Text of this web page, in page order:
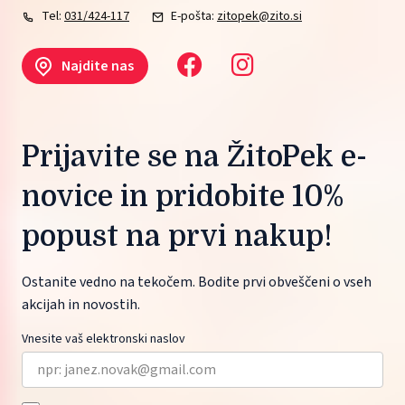
Tel: 031/424-117 E-pošta: zitopek@zito.si
Najdite nas
Prijavite se na ŽitoPek e-
novice in pridobite 10%
popust na prvi nakup!
Ostanite vedno na tekočem. Bodite prvi obveščeni o vseh
akcijah in novostih.
Vnesite vaš elektronski naslov